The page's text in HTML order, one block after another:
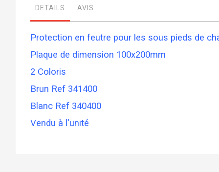
DETAILS
Protection en feutre pour les sous pieds de
Plaque de dimension 100x200mm
2 Coloris
Brun Ref 341400
Blanc Ref 340400
Vendu à l'unité
AVIS